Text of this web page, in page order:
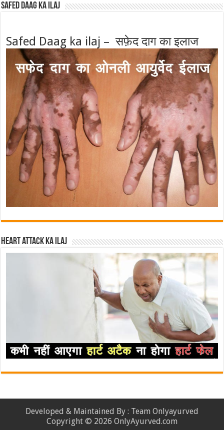
Safed Daag ka ilaj
Safed Daag ka ilaj – सफ़ेद दाग का इलाज
Heart attack ka ilaj
Developed & Maintained By : Team Onlyayurved
Copyright © 2026 OnlyAyurved.com